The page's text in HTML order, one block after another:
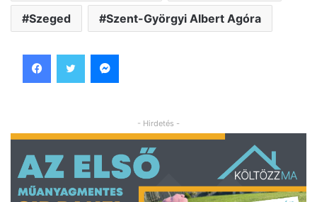
Szeged Szent-Györgyi Albert Agóra
- Hirdetés -